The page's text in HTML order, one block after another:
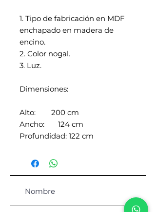
1. Tipo de fabricación en MDF
enchapado en madera de
encino.
2. Color nogal.
3. Luz.
Dimensiones:
Alto: 200 cm
Ancho: 124 cm
Profundidad: 122 cm